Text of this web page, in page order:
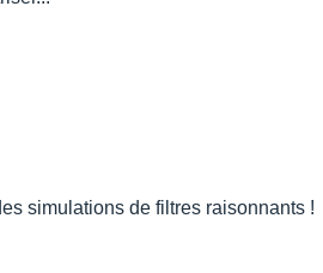
simulations de filtres raisonnants !